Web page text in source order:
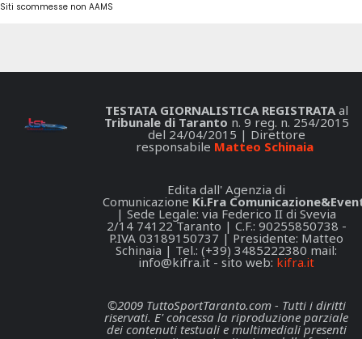
Siti scommesse non AAMS
TESTATA GIORNALISTICA REGISTRATAal
Tribunale di Taranto n. 9 reg. n. 254/2015
del 24/04/2015 | Direttore
responsabile Matteo Schinaia
Edita dall' Agenzia di
Comunicazione Ki.Fra
| Sede Legale: via Federico II di Svevia
2/14 74122 Taranto | C.F.: 90255850738 -
P.IVA 03189150737 | Presidente: Matteo
Schinaia | Tel.: (+39) 3485222380 mail:
info@kifra.it - sito web: kifra.it
©2009 TuttoSportTaranto.com - Tutti i diritti
riservati. E' concessa la riproduzione parziale
dei contenuti testuali e multimediali presenti